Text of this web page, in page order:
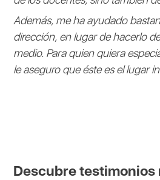
Además, me ha ayudado
dirección, en lugar de hacerlo
medio. Para quien quiera
le aseguro que éste es el lugar
Descubre